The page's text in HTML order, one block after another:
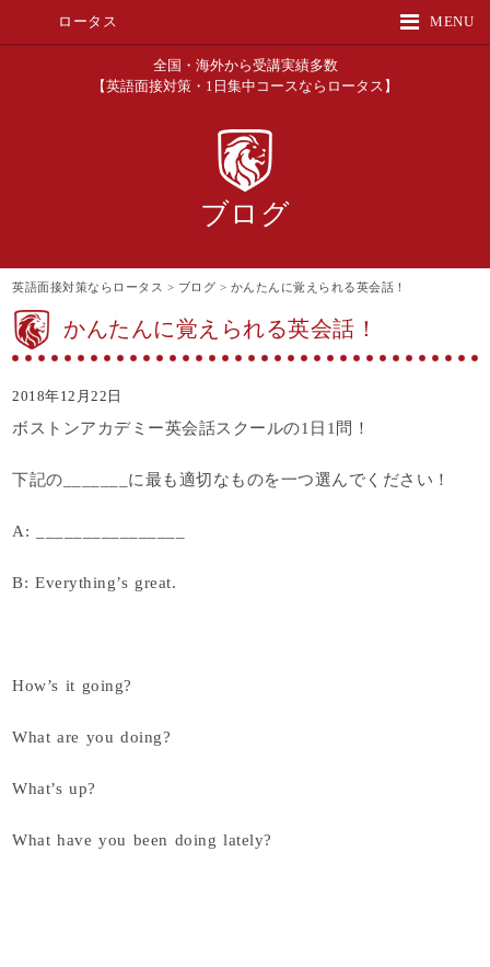
MENU
ロータス
全国・海外から受講実績多数
【英語面接対策・1日集中コースならロータス】
ブログ
英語面接対策ならロータス > ブログ > かんたんに覚えられる英会話！
かんたんに覚えられる英会話！
2018年12月22日
ボストンアカデミー英会話スクールの1日1問！
下記の_______に最も適切なものを一つ選んでください！
A: ________________
B: Everything’s great.
How’s it going?
What are you doing?
What’s up?
What have you been doing lately?